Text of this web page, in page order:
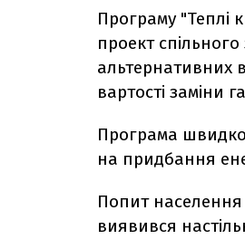
Програму "Теплі
проект
альтернативних
вартості заміни
Програма
на придбання
Попит населення
виявився